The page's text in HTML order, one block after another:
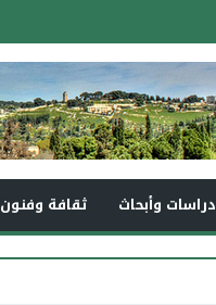
دراسات وأبحاث ثقافة وفنون